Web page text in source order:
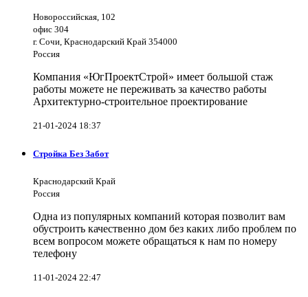
Новороссийская, 102
офис 304
г. Сочи, Краснодарский Край 354000
Россия
Компания «ЮгПроектСтрой» имеет большой стаж
работы можете не переживать за качество работы
Архитектурно-строительное проектирование
21-01-2024 18:37
Стройка Без Забот
Краснодарский Край
Россия
Одна из популярных компаний которая позволит вам
обустроить качественно дом без каких либо проблем по
всем вопросом можете обращаться к нам по номеру
телефону
11-01-2024 22:47